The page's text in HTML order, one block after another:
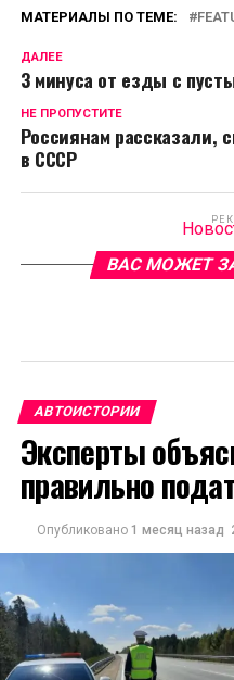
МАТЕРИАЛЫ ПО ТЕМЕ:
ДАЛЕЕ
3 минуса от езды с
НЕ ПРОПУСТИТЕ
Россиянам рассказали,
в СССР
ВАС МОЖЕТ
АВТОИСТОРИИ
Эксперты
правильно
Опубликовано 1 месяц назад